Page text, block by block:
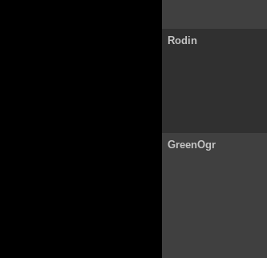
Rodin
GreenOgr